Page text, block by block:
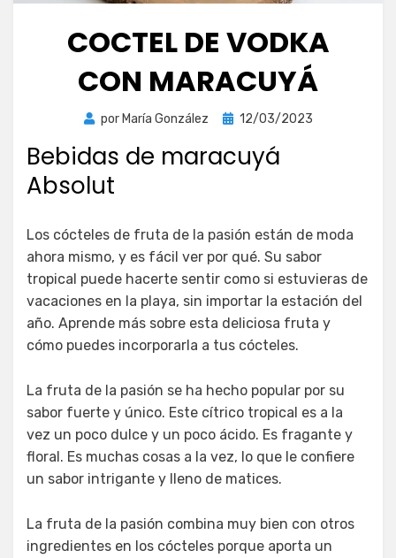
COCTEL DE VODKA
CON MARACUYÁ
por María González
Publicada
12/03/2023
Bebidas de maracuyá
Absolut
Los cócteles de fruta de la pasión están de moda
ahora mismo, y es fácil ver por qué. Su sabor
tropical puede hacerte sentir como si estuvieras de
vacaciones en la playa, sin importar la estación del
año. Aprende más sobre esta deliciosa fruta y
cómo puedes incorporarla a tus cócteles.
La fruta de la pasión se ha hecho popular por su
sabor fuerte y único. Este cítrico tropical es a la
vez un poco dulce y un poco ácido. Es fragante y
floral. Es muchas cosas a la vez, lo que le confiere
un sabor intrigante y lleno de matices.
La fruta de la pasión combina muy bien con otros
ingredientes en los cócteles porque aporta un